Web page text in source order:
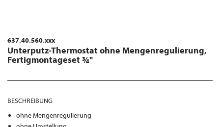
637.40.560.xxx
Unterputz-Thermostat ohne Mengenregulierung,
Fertigmontageset ¾"
BESCHREIBUNG
ohne Mengenregulierung